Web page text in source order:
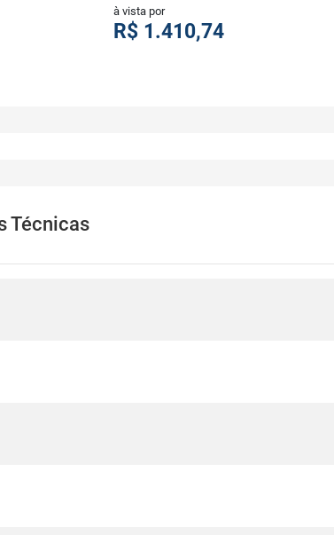
à vista por
R$ 1.410,74
Técnicas